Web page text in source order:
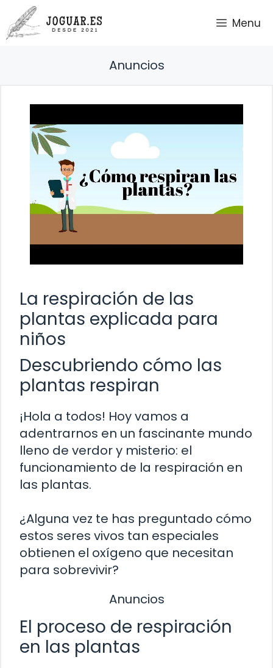
Saltar
al
contenido
Menu
Anuncios
La respiración de las
plantas explicada para
niños
Descubriendo cómo las
plantas respiran
¡Hola a todos! Hoy vamos a
adentrarnos en un fascinante mundo
lleno de verdor y misterio: el
funcionamiento de la respiración en
las plantas.
¿Alguna vez te has preguntado cómo
estos seres vivos tan especiales
obtienen el oxígeno que necesitan
para sobrevivir?
Anuncios
El proceso de respiración
en las plantas